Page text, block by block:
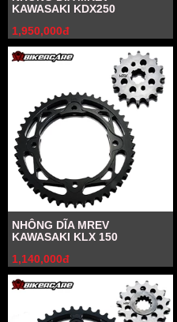
KAWASAKI KDX250
1,950,000đ
NHÔNG DĨA MREV
KAWASAKI KLX 150
1,140,000đ